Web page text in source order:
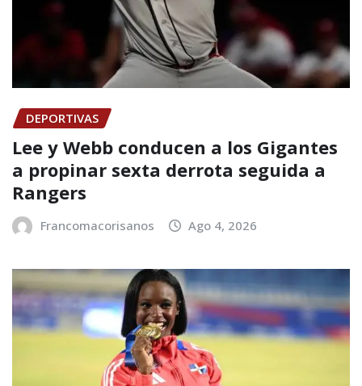
DEPORTIVAS
Lee y Webb conducen a los Gigantes
a propinar sexta derrota seguida a
Rangers
Francomacorisanos Ago 4, 2026